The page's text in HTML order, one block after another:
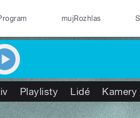
mujRozhlas
Playlisty Lidé Kamery